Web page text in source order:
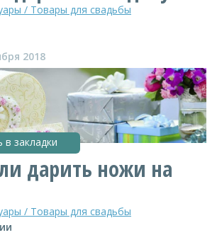
/ Товары для свадьбы
2018
закладки
дарить ножи на
/ Товары для свадьбы